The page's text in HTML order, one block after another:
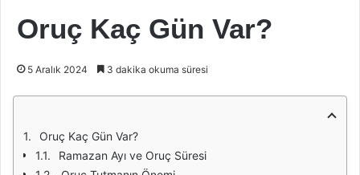
Oruç Kaç Gün Var?
5 Aralık 2024 3 dakika okuma süresi
Oruç Kaç Gün Var?
Ramazan Ayı ve Oruç Süresi